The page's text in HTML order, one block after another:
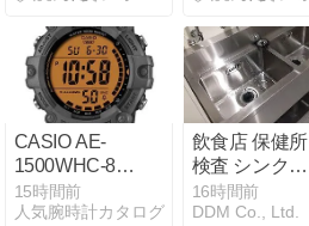
CASIO AE-
1500WHC-8A
の多機能デジ
タル腕時計レ
15時間前
人気腕時計カタログ
飲食店 保健所
検査 シンクの
基準
16時間前
DDM Co., Ltd.